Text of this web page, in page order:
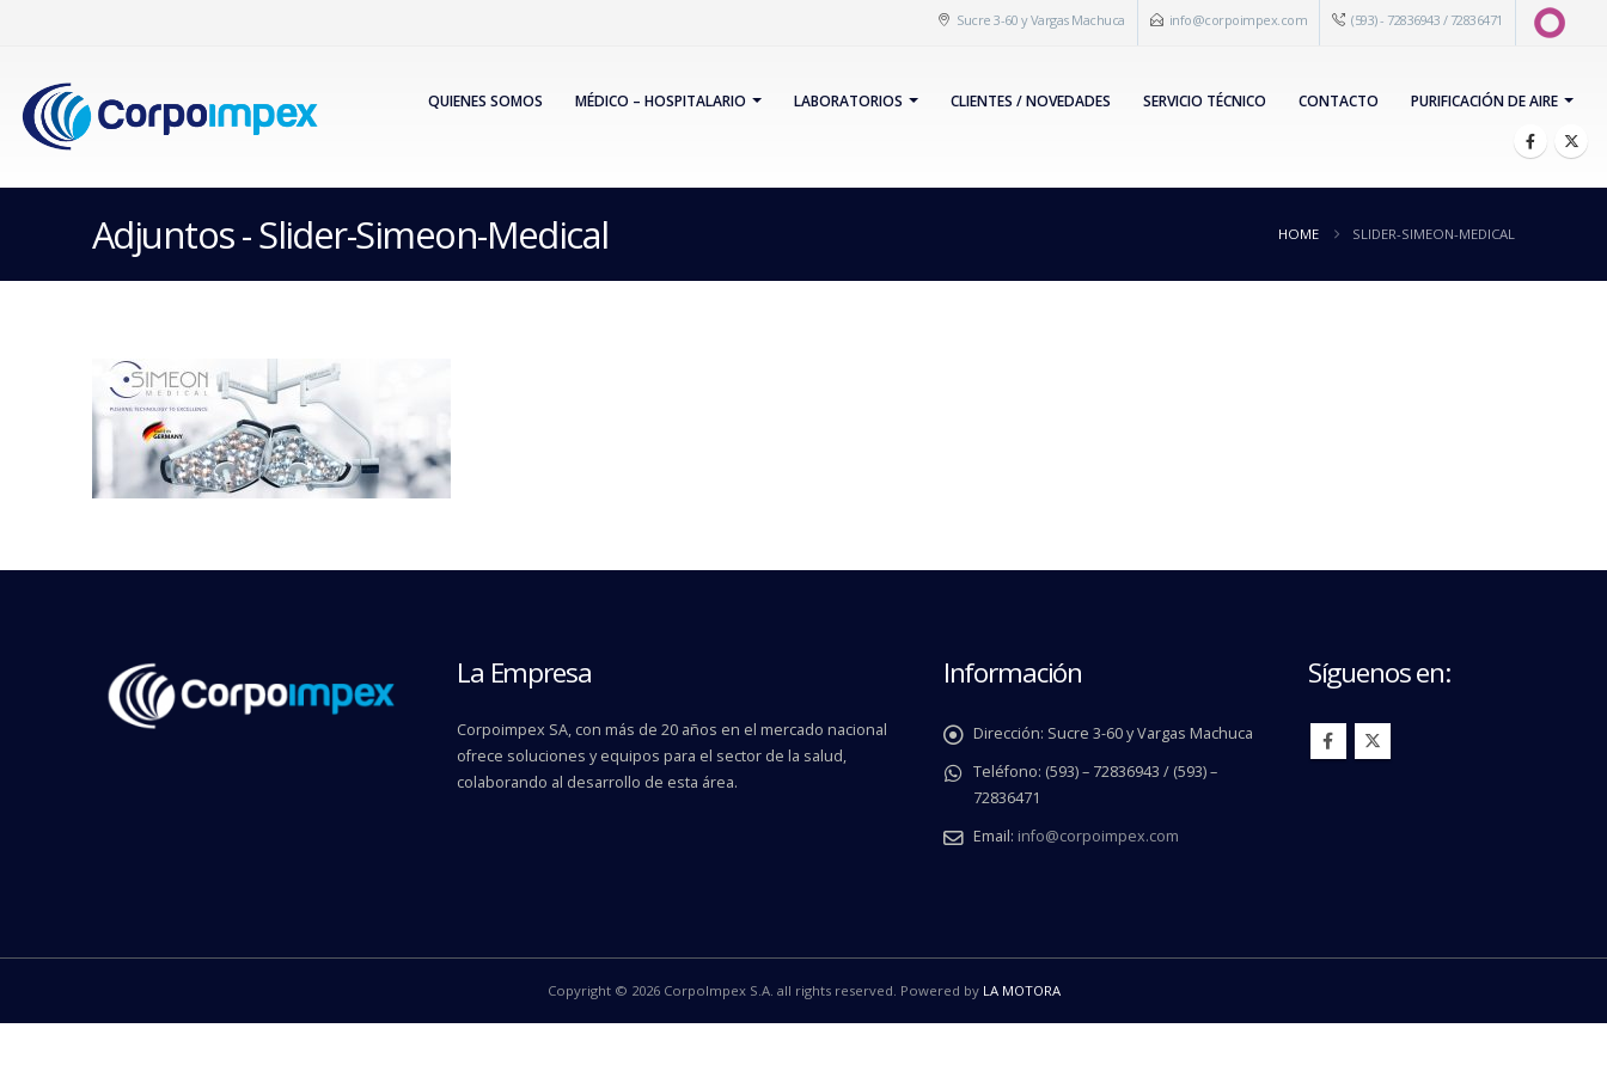
Sucre 3-60 y Vargas Machuca info@corpoimpex.com (593) - 72836943 / 72836471
QUIENES SOMOS MÉDICO – HOSPITALARIO LABORATORIOS CLIENTES / NOVEDADES SERVICIO TÉCNICO CONTACTO PURIFICACIÓN DE AIRE
Adjuntos - Slider-Simeon-Medical HOME SLIDER-SIMEON-MEDICAL
La Empresa
Corpoimpex SA, con más de 20 años en el mercado nacional
ofrece soluciones y equipos para el sector de la salud,
colaborando al desarrollo de esta área.
Información
Dirección: Sucre 3-60 y Vargas Machuca
Teléfono: (593) – 72836943 / (593) –
72836471
Email: info@corpoimpex.com
Síguenos en:
Copyright © 2026 CorpoImpex S.A. all rights reserved. Powered by LA MOTORA